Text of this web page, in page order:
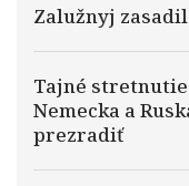
Zalužnyj
Tajné
Nemecka a
prezradiť